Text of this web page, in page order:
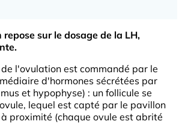
sur le dosage de la LH,
l'ovulation est commandé par le
d'hormones sécrétées par
et hypophyse) : un follicule se
lequel est capté par le pavillon
proximité (chaque ovule est abrité